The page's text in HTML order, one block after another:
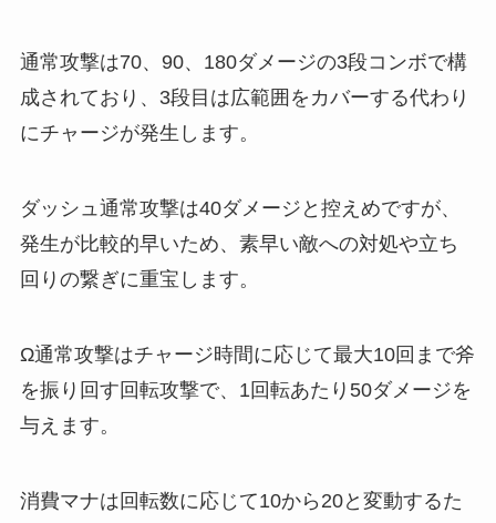
通常攻撃は70、90、180ダメージの3段コンボで構
成されており、3段目は広範囲をカバーする代わり
にチャージが発生します。
ダッシュ通常攻撃は40ダメージと控えめですが、
発生が比較的早いため、素早い敵への対処や立ち
回りの繋ぎに重宝します。
Ω通常攻撃はチャージ時間に応じて最大10回まで斧
を振り回す回転攻撃で、1回転あたり50ダメージを
与えます。
消費マナは回転数に応じて10から20と変動するた